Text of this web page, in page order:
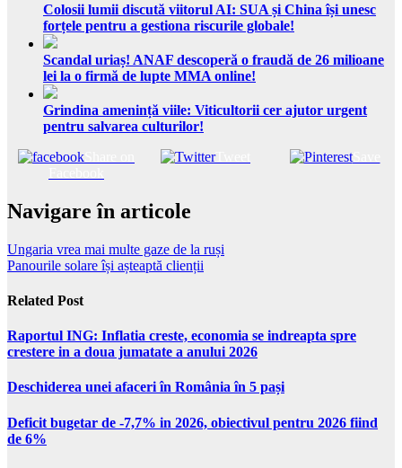
Colosii lumii discută viitorul AI: SUA și China își unesc
forțele pentru a gestiona riscurile globale!
Scandal uriaș! ANAF descoperă o fraudă de 26 milioane
lei la o firmă de lupte MMA online!
Grindina amenință viile: Viticultorii cer ajutor urgent
pentru salvarea culturilor!
Tweet Save
Navigare în articole
Ungaria vrea mai multe gaze de la ruși
Panourile solare își așteaptă clienții
Related Post
Raportul ING: Inflatia creste, economia se indreapta spre
crestere in a doua jumatate a anului 2026
Deschiderea unei afaceri în România în 5 pași
Deficit bugetar de -7,7% in 2026, obiectivul pentru 2026 fiind
de 6%